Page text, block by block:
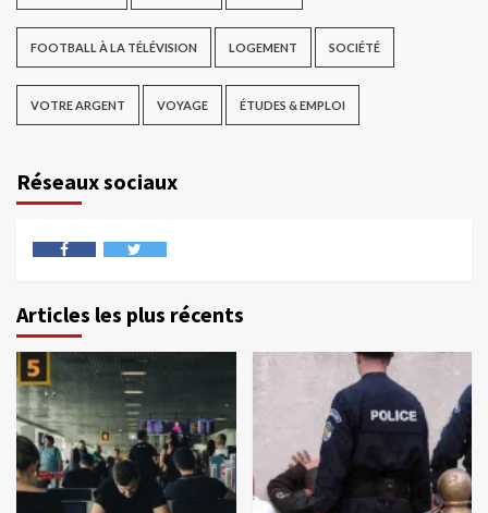
FOOTBALL À LA TÉLÉVISION LOGEMENT SOCIÉTÉ
VOTRE ARGENT VOYAGE ÉTUDES & EMPLOI
Réseaux sociaux
Articles les plus récents